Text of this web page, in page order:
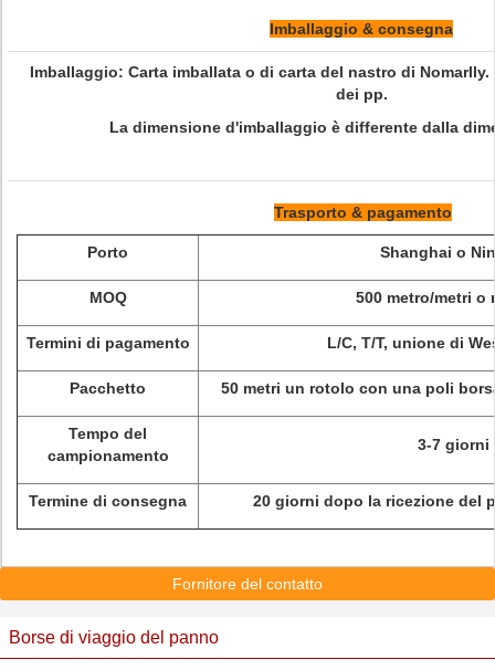
Imballaggio & consegna
Imballaggio: Carta imballata o di carta del nastro di
dei pp.
La dimensione d'imballaggio è differente dalla
Trasporto & pagamento
Porto Shanghai o
MOQ 500 metro/metri o
Termini di pagamento L/C, T/T, unione di
Pacchetto 50 metri un rotolo con una poli
Tempo del
campionamento
3-7 giorni
Termine di consegna 20 giorni dopo la ricezione del
Fornitore del contatto
Borse di viaggio del panno